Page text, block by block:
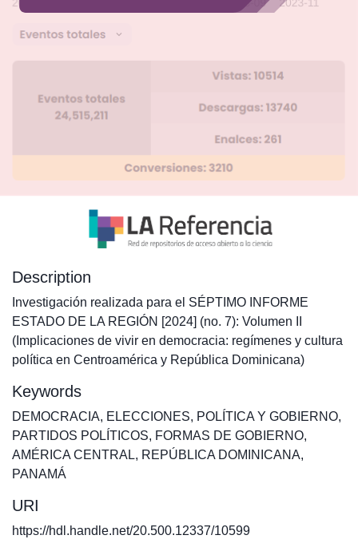
Description
Investigación realizada para el SÉPTIMO INFORME
ESTADO DE LA REGIÓN [2024] (no. 7): Volumen II
(Implicaciones de vivir en democracia: regímenes y cultura
política en Centroamérica y República Dominicana)
Keywords
DEMOCRACIA, ELECCIONES, POLÍTICA Y GOBIERNO,
PARTIDOS POLÍTICOS, FORMAS DE GOBIERNO,
AMÉRICA CENTRAL, REPÚBLICA DOMINICANA,
PANAMÁ
URI
https://hdl.handle.net/20.500.12337/10599